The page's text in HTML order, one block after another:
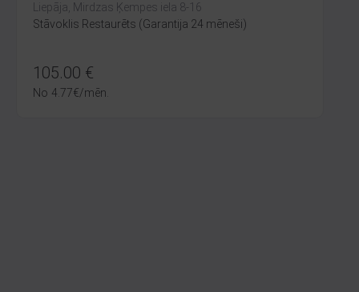
Liepāja, Mirdzas Ķempes iela 8-16
Stāvoklis Restaurēts (Garantija 24 mēneši)
105.00 €
No 4.77€/mēn.